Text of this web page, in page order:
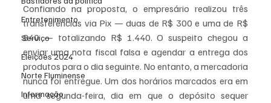
Entretenimento
Serviço
Eleições 2024
Norte Fluminense
Informação
Confiando na proposta, o empresário realizou três
transferências via Pix — duas de R$ 300 e uma de R$
840 — totalizando R$ 1.440. O suspeito chegou a
enviar uma nota fiscal falsa e agendar a entrega dos
produtos para o dia seguinte. No entanto, a mercadoria
nunca foi entregue. Um dos horários marcados era em
uma segunda-feira, dia em que o depósito sequer